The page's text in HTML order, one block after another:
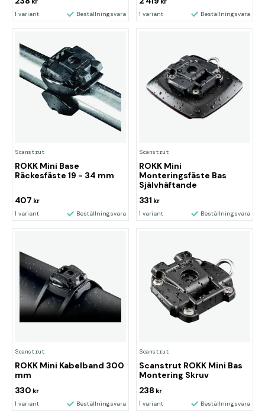
1 variant Beställningsvara 1 variant Beställningsvara
Scanstrut
ROKK Mini Base
Räckesfäste 19 - 34 mm
407 kr
1 variant Beställningsvara
Scanstrut
ROKK Mini
Monteringsfäste Bas
Självhäftande
331 kr
1 variant Beställningsvara
Scanstrut
ROKK Mini Kabelband 300
mm
330 kr
1 variant Beställningsvara
Scanstrut
Scanstrut ROKK Mini Bas
Montering Skruv
238 kr
1 variant Beställningsvara